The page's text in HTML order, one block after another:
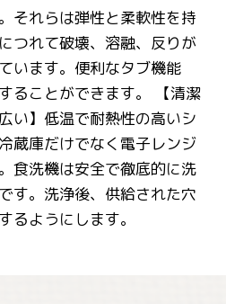
それらは弾性と柔軟性を持
つれて破壊、溶融、反りが
います。便利なタブ機能
ることができます。 【清潔
い】低温で耐熱性の高いシ
蔵庫だけでなく電子レンジ
食洗機は安全で徹底的に洗
す。洗浄後、供給された穴
るようにします。